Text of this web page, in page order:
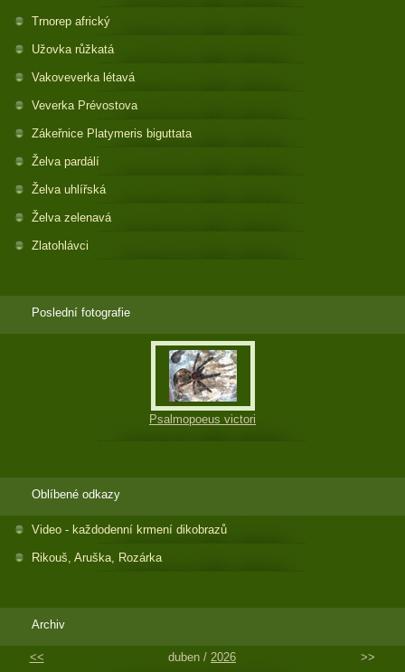
Trnorep africký
Užovka růžkatá
Vakoveverka létavá
Veverka Prévostova
Zákeřnice Platymeris biguttata
Želva pardálí
Želva uhlířská
Želva zelenavá
Zlatohlávci
Poslední fotografie
Psalmopoeus victori
Oblíbené odkazy
Video - každodenní krmení dikobrazů
Rikouš, Aruška, Rozárka
Archiv
<< duben / 2026 >>